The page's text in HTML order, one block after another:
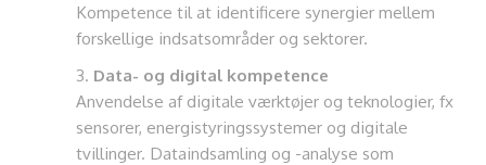
Kompetence til at identificere synergier mellem
forskellige indsatsområder og sektorer.
Data- og digital kompetence
Anvendelse af digitale værktøjer og teknologier, fx
sensorer, energistyringssystemer og digitale
tvillinger. Dataindsamling og -analyse som